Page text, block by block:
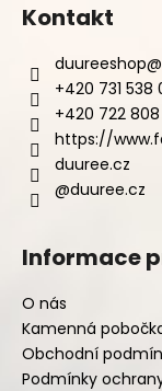
Kontakt
duureeshop@
+420 731 538
+420 722
https://
duuree.cz
@duuree.cz
Informace
O nás
Kamenná
Obchodní
Podmínky